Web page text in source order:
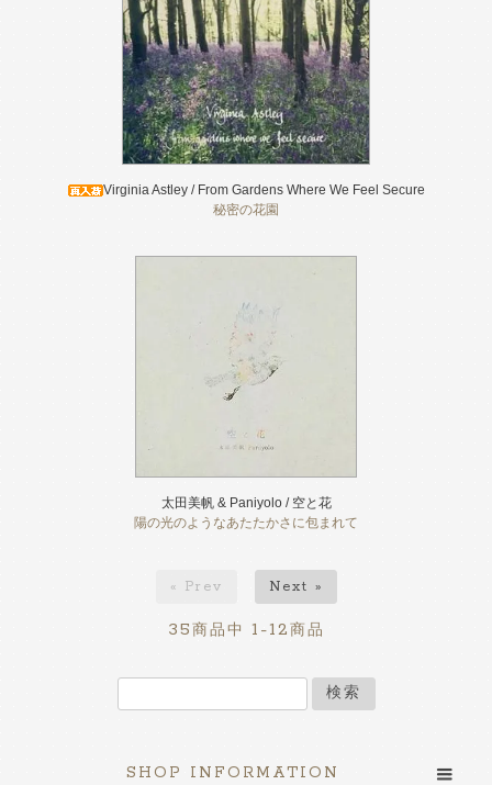
Virginia Astley / From Gardens Where We Feel Secure
秘密の花園
太田美帆 & Paniyolo / 空と花
陽の光のようなあたたかさに包まれて
« Prev Next »
35 商品中 1-12 商品
検索
SHOP INFORMATION